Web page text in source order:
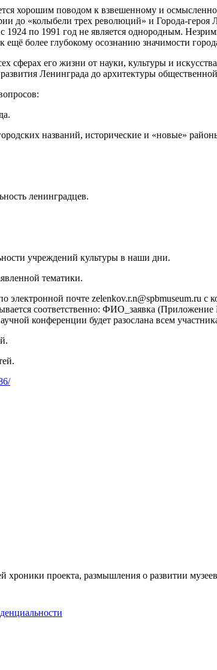
хорошим поводом к взвешенному и
до «колыбели трех революций» и Города-героя
1924 по 1991 год не является однородным.
более глубокому осознанию значимости
сферах его жизни от науки, культуры и
Ленинграда до архитектуры
названий, исторические и «новые»
ленинградцев.
учреждений культуры в наши дни.
тематики.
почте zelenkov.r.n@spbmuseum.ru с
соответственно: ФИО_заявка
конференции будет разослана всем
статей.
проекта, размышления о развитии